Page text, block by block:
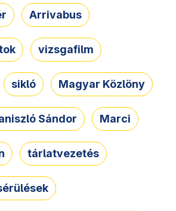
Arrivabus
vizsgafilm
sikló Magyar Közlöny
Sándor Marci
tárlatvezetés